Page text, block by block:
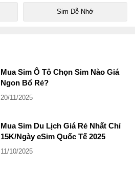
Sim Dễ Nhớ
Mua Sim Ô Tô Chọn Sim Nào Giá
Ngon Bổ Rẻ?
20/11/2025
Mua Sim Du Lịch Giá Rẻ Nhất Chỉ
15K/Ngày eSim Quốc Tế 2025
11/10/2025